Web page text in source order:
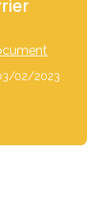
02/2023